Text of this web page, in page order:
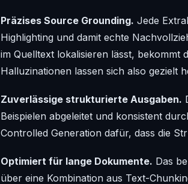
Präzises Source Grounding. Jede
Highlighting und damit echte
im Quelltext lokalisieren lässt, bekommt
Halluzinationen lassen sich also gezielt
Zuverlässige strukturierte Ausgaben.
Beispielen abgeleitet und konsistent
Controlled Generation dafür, dass die
Optimiert für lange Dokumente. Das
über eine Kombination aus Text-